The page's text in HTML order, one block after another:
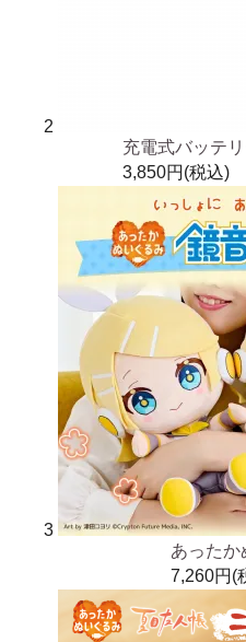
2
充電式バッテ
3,850円(税込)
3
あった
7,260円(